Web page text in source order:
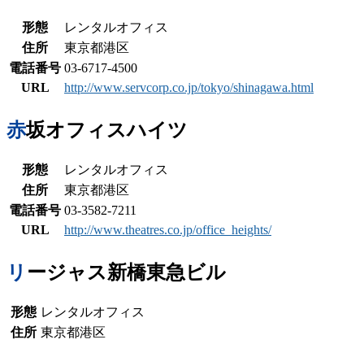
形態
レンタルオフィス
住所
東京都港区
電話番号 03-6717-4500
URL
http://www.servcorp.co.jp/tokyo/shinagawa.html
赤坂オフィスハイツ
形態
レンタルオフィス
住所
東京都港区
電話番号 03-3582-7211
URL
http://www.theatres.co.jp/office_heights/
リージャス新橋東急ビル
形態 レンタルオフィス
住所 東京都港区